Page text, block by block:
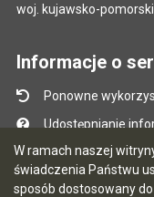
W ramach naszej
świadczenia Państwu
sposób dostosowany
woj. kujawsko-
Informacje o
Ponowne
Udostępnianie
Mapa serwisu
Instrukcja obsługi